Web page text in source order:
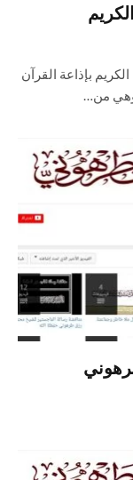
بإذاعة القرآن